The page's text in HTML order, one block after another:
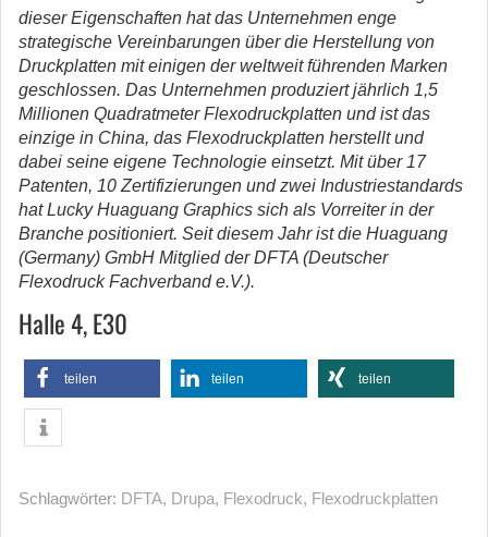
dieser Eigenschaften hat das Unternehmen enge
strategische Vereinbarungen über die Herstellung von
Druckplatten mit einigen der weltweit führenden Marken
geschlossen. Das Unternehmen produziert jährlich 1,5
Millionen Quadratmeter Flexodruckplatten und ist das
einzige in China, das Flexodruckplatten herstellt und
dabei seine eigene Technologie einsetzt. Mit über 17
Patenten, 10 Zertifizierungen und zwei Industriestandards
hat Lucky Huaguang Graphics sich als Vorreiter in der
Branche positioniert. Seit diesem Jahr ist die Huaguang
(Germany) GmbH Mitglied der DFTA (Deutscher
Flexodruck Fachverband e.V.).
Halle 4, E30
teilen teilen teilen
Schlagwörter: DFTA, Drupa, Flexodruck, Flexodruckplatten